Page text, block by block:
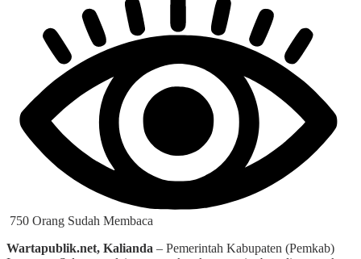
750 Orang Sudah Membaca
Wartapublik.net, Kalianda – Pemerintah Kabupaten (Pemkab)